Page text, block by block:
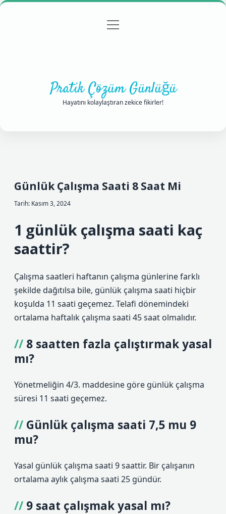
Gizlilik Politikası
menüyü
Pratik Çözüm Günlüğü
Hayatını kolaylaştıran zekice fikirler!
Günlük Çalışma Saati 8 Saat Mi
Tarih: Kasım 3, 2024
1 günlük çalışma saati kaç
saattir?
Çalışma saatleri haftanın çalışma günlerine farklı
şekilde dağıtılsa bile, günlük çalışma saati hiçbir
koşulda 11 saati geçemez. Telafi dönemindeki
ortalama haftalık çalışma saati 45 saat olmalıdır.
8 saatten fazla çalıştırmak yasal
mı?
Yönetmeliğin 4/3. maddesine göre günlük çalışma
süresi 11 saati geçemez.
Günlük çalışma saati 7,5 mu 9
mu?
Yasal günlük çalışma saati 9 saattir. Bir çalışanın
ortalama aylık çalışma saati 25 gündür.
9 saat çalışmak yasal mı?